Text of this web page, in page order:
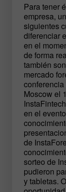
Para tener
empresa,
siguientes
diferenciar
en el
de forma
también
mercado
Moscow el
en el
de
sorteo de
pudieron
y tabletas.